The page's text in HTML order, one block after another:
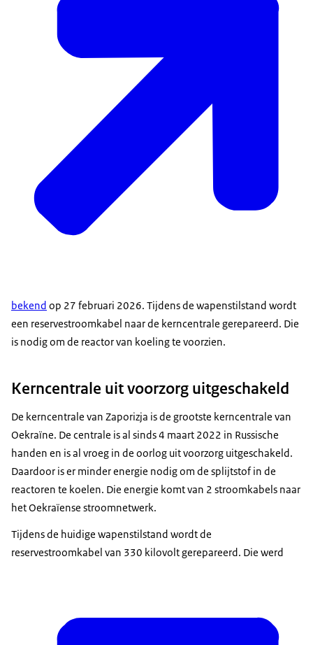
bekend op 27 februari 2026. Tijdens de wapenstilstand wordt
een reservestroomkabel naar de kerncentrale gerepareerd. Die
is nodig om de reactor van koeling te voorzien.
Kerncentrale uit voorzorg uitgeschakeld
De kerncentrale van Zaporizja is de grootste kerncentrale van
Oekraïne. De centrale is al sinds 4 maart 2022 in Russische
handen en is al vroeg in de oorlog uit voorzorg uitgeschakeld.
Daardoor is er minder energie nodig om de splijtstof in de
reactoren te koelen. Die energie komt van 2 stroomkabels naar
het Oekraïense stroomnetwerk.
Tijdens de huidige wapenstilstand wordt de
reservestroomkabel van 330 kilovolt gerepareerd. Die werd